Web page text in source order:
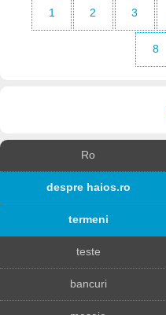
1 2 3
8
Ro
despre haios.ro
termeni
teste
bancuri